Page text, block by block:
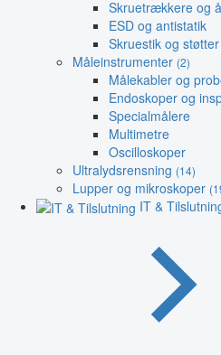
Skruetrækkere og
ESD og antistatik
Skruestik og støtter
Måleinstrumenter (2)
Målekabler og
Endoskoper og
Specialmålere
Multimetre
Oscilloskoper
Ultralydsrensning (14)
Lupper og mikroskoper
IT &